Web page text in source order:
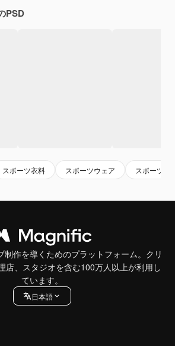
PSD
スポーツ衣料 スポーツウェア スポーツ服
制作を導くためのプラットフォーム。クリ
店、スタジオを含む100万人以上が利用し
ています。
日本語